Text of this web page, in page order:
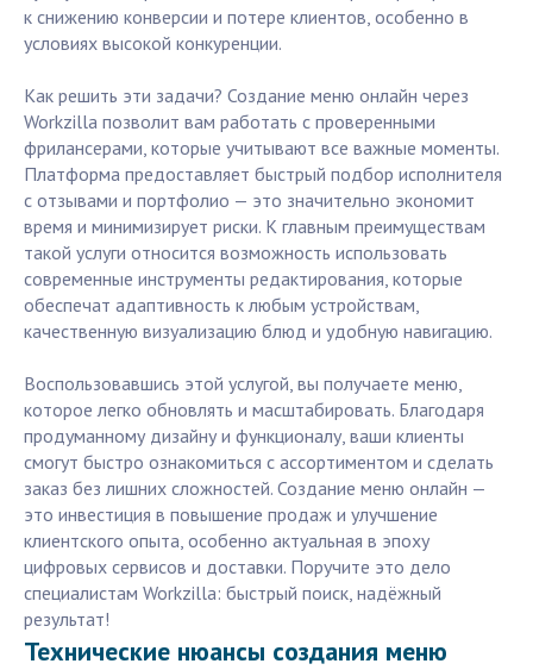
к снижению конверсии и потере клиентов, особенно в
условиях высокой конкуренции.
Как решить эти задачи? Создание меню онлайн через
Workzilla позволит вам работать с проверенными
фрилансерами, которые учитывают все важные моменты.
Платформа предоставляет быстрый подбор исполнителя
с отзывами и портфолио — это значительно экономит
время и минимизирует риски. К главным преимуществам
такой услуги относится возможность использовать
современные инструменты редактирования, которые
обеспечат адаптивность к любым устройствам,
качественную визуализацию блюд и удобную навигацию.
Воспользовавшись этой услугой, вы получаете меню,
которое легко обновлять и масштабировать. Благодаря
продуманному дизайну и функционалу, ваши клиенты
смогут быстро ознакомиться с ассортиментом и сделать
заказ без лишних сложностей. Создание меню онлайн —
это инвестиция в повышение продаж и улучшение
клиентского опыта, особенно актуальная в эпоху
цифровых сервисов и доставки. Поручите это дело
специалистам Workzilla: быстрый поиск, надёжный
результат!
Технические нюансы создания меню